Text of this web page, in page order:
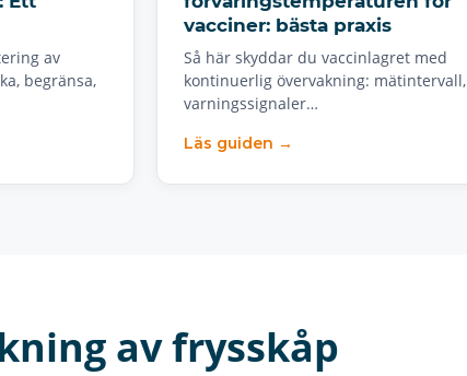
av
begränsa,
vacciner: bästa praxis
Så här skyddar du vaccinlagret med
kontinuerlig övervakning: mätintervall,
varningssignaler…
Läs guiden →
av frysskåp